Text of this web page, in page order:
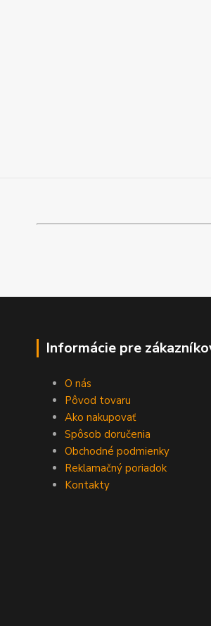
Informácie pre
O nás
Pôvod tovaru
Ako nakupovať
Spôsob doručenia
Obchodné podmienky
Reklamačný poriadok
Kontakty